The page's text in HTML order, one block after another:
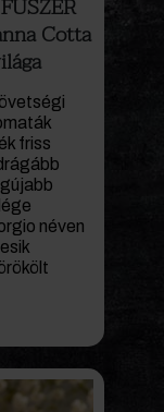
Cotta
friss
néven